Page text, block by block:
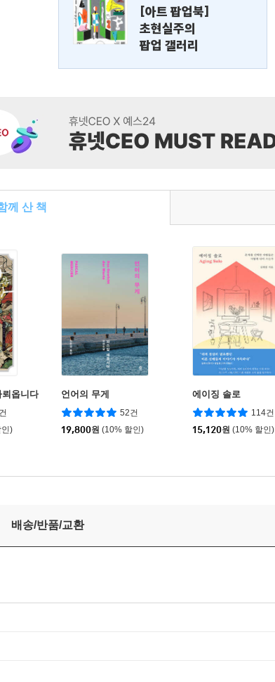
[아트 팝업북]
초현실주의
팝업 갤러리
께 산 책
옵니다
)
언어의 무게
52건
19,800원 (10% 할인)
에이징 솔로
114건
15,120원 (10% 할인)
배송/반품/교환